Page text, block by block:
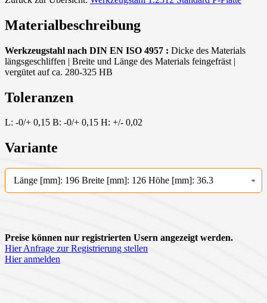
Materialbeschreibung
Werkzeugstahl nach DIN EN ISO 4957 : Dicke des Materials
längsgeschliffen | Breite und Länge des Materials feingefräst |
vergütet auf ca. 280-325 HB
Toleranzen
L: -0/+ 0,15 B: -0/+ 0,15 H: +/- 0,02
Variante
Länge [mm]: 196 Breite [mm]: 126 Höhe [mm]: 36.3
Preise können nur registrierten Usern angezeigt werden.
Hier Anfrage zur Registrierung stellen
Hier anmelden